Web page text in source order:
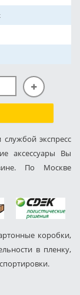
экспресс
аксессуары Вы
По Москве
коробки,
в пленку,